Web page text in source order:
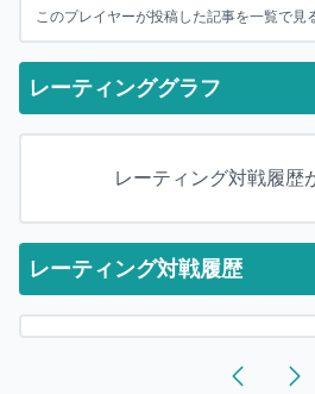
このプレイヤーが投稿した記事を一覧で見
レーティンググラフ
レーティング対戦履歴
レーティング対戦履歴